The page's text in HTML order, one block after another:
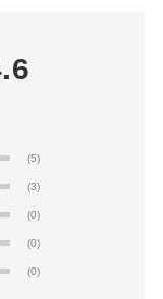
(5)
(3)
(0)
(0)
(0)